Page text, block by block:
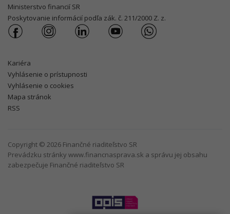
Ministerstvo financií SR
Poskytovanie informácií podľa zák. č. 211/2000 Z. z.
Kariéra
Vyhlásenie o prístupnosti
Vyhlásenie o cookies
Mapa stránok
RSS
Copyright © 2026 Finančné riaditeľstvo SR
Prevádzku stránky www.financnasprava.sk a správu jej obsahu
zabezpečuje Finančné riaditeľstvo SR